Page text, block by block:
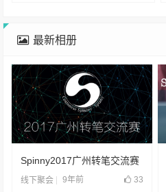
最新相册
Spinny2017广州转笔交流赛
线下聚会 9年前 33